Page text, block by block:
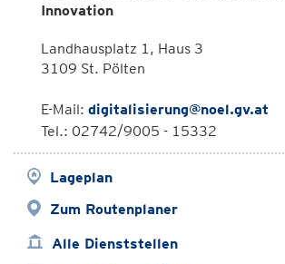
Innovation
Landhausplatz 1, Haus 3
3109 St. Pölten
E-Mail: digitalisierung@noel.gv.at
Tel.: 02742/9005 - 15332
Lageplan
Zum Routenplaner
Alle Dienststellen